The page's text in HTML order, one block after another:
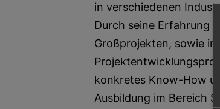
in verschiedenen
Durch seine Erfahrung
Großprojekten, sowie
konkretes Know-How
Ausbildung im Bereich